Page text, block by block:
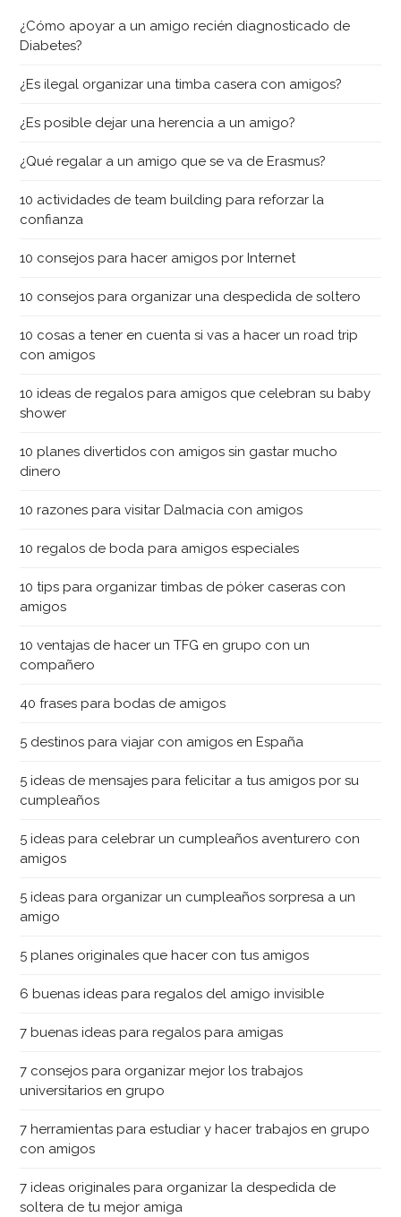
¿Cómo apoyar a un amigo recién diagnosticado de
Diabetes?
¿Es ilegal organizar una timba casera con amigos?
¿Es posible dejar una herencia a un amigo?
¿Qué regalar a un amigo que se va de Erasmus?
10 actividades de team building para reforzar la
confianza
10 consejos para hacer amigos por Internet
10 consejos para organizar una despedida de soltero
10 cosas a tener en cuenta si vas a hacer un road trip
con amigos
10 ideas de regalos para amigos que celebran su baby
shower
10 planes divertidos con amigos sin gastar mucho
dinero
10 razones para visitar Dalmacia con amigos
10 regalos de boda para amigos especiales
10 tips para organizar timbas de póker caseras con
amigos
10 ventajas de hacer un TFG en grupo con un
compañero
40 frases para bodas de amigos
5 destinos para viajar con amigos en España
5 ideas de mensajes para felicitar a tus amigos por su
cumpleaños
5 ideas para celebrar un cumpleaños aventurero con
amigos
5 ideas para organizar un cumpleaños sorpresa a un
amigo
5 planes originales que hacer con tus amigos
6 buenas ideas para regalos del amigo invisible
7 buenas ideas para regalos para amigas
7 consejos para organizar mejor los trabajos
universitarios en grupo
7 herramientas para estudiar y hacer trabajos en grupo
con amigos
7 ideas originales para organizar la despedida de
soltera de tu mejor amiga